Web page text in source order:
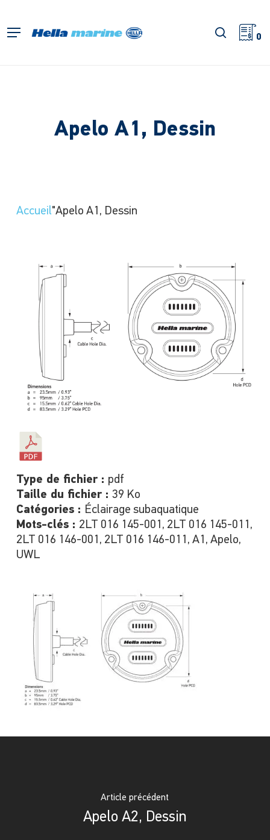
l'accueil
Menu 0
Apelo A1, Dessin
Accueil"Apelo A1, Dessin
Type de fichier : pdf
Taille du fichier : 39 Ko
Catégories : Éclairage subaquatique
Mots-clés : 2LT 016 145-001, 2LT 016 145-011,
2LT 016 146-001, 2LT 016 146-011, A1, Apelo,
UWL
Article précédent
Apelo A2, Dessin